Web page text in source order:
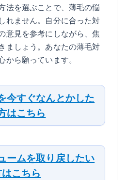
法を選ぶことで、薄毛の悩
れません。自分に合った対
意見を参考にしながら、焦
ましょう。あなたの薄毛対
ら願っています。
今すぐなんとかした
はこちら
ームを取り戻したい
こちら